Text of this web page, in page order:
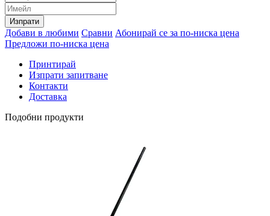
Изпрати
Добави в любими Сравни Абонирай се за по-ниска цена
Предложи по-ниска цена
Принтирай
Изпрати запитване
Контакти
Доставка
Подобни продукти